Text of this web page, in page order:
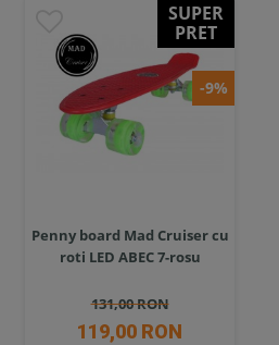
SUPER
PRET
-9%
Penny board Mad Cruiser cu
roti LED ABEC 7-rosu
131,00 RON
119,00 RON